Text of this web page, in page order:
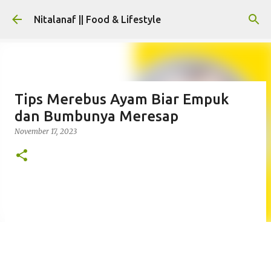
Skip to main content
Nitalanaf || Food & Lifestyle
Tips Merebus Ayam Biar Empuk
dan Bumbunya Meresap
November 17, 2023